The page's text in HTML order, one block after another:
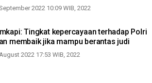
2022 10:09 WIB, 2022
Tingkat kepercayaan terhadap Polri
membaik jika mampu berantas judi
2022 17:53 WIB, 2022